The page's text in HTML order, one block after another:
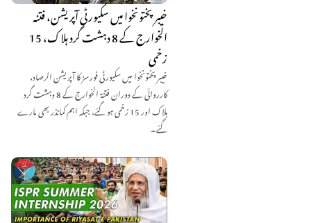
خیبر پختونخوا میں سکیورٹی آپریشن، فتنہ
الخوارج کے 8 دہشت گرد ہلاک، 15
زخمی
خیبر پختونخوا میں سکیورٹی فورسز کا آپریشن الرصاد،
کارروائی کے دوران فتنۃ الخوارج کے 8 دہشت گرد
ہلاک اور 15 زخمی ہو گئے، جبکہ اہم کمانڈر بھی مارے
گئے۔